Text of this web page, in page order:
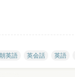
朝英語 英会話 英語